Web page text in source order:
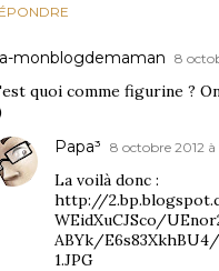
monblogdemaman 8
quoi comme figurine ?
Papa³ 8 octobre 2012 à
La voilà donc :
http://
WEidXuCJSco/
ABYk/
1.JPG